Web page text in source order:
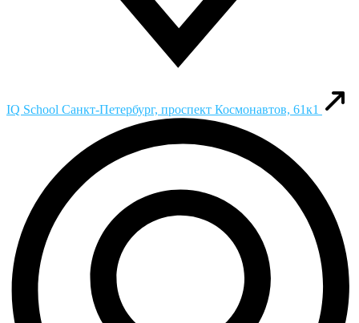
IQ School Санкт-Петербург, проспект Космонавтов, 61к1